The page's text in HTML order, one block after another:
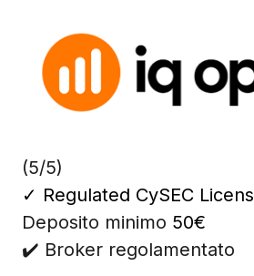
(5/5)
✓ Regulated CySEC
Deposito minimo 50€
✔️ Broker regolamentato